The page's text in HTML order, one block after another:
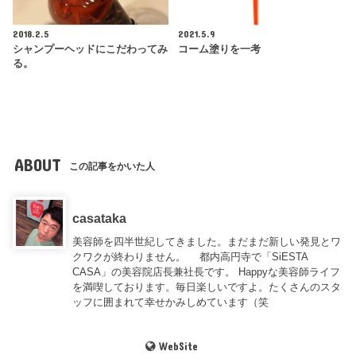
2018.2.5
シャンプーヘッドにこだわってみ
る。
2021.5.9
コーム塗りを一考
ABOUT この記事をかいた人
casataka
美容師を四半世紀してきました。まだまだ新しい発見とワ
クワクが終わりません。 都内高円寺で「SiESTA
CASA」の美容院店長兼社長です。 Happyな美容師ライフ
を満喫しております。毎日楽しいですよ。たくさんのスタ
ッフに囲まれて幸せかみしめています（笑
WebSite